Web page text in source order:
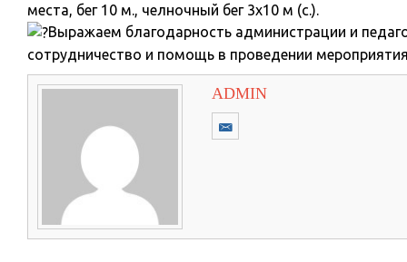
места, бег 10 м., челночный бег 3х10 м (с.).
Выражаем благодарность администрации и
сотрудничество и помощь в проведении
ADMIN